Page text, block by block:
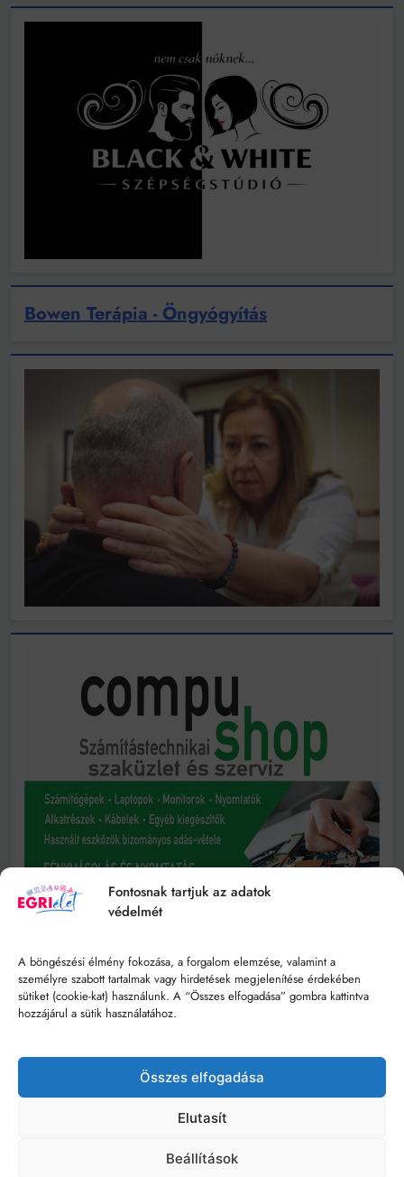
Fontosnak tartjuk az adatok
védelmét
A böngészési élmény fokozása, a forgalom elemzése, valamint a
személyre szabott tartalmak vagy hirdetések megjelenítése érdekében
sütiket (cookie-kat) használunk. A “Összes elfogadása” gombra kattintva
hozzájárul a sütik használatához.
Összes elfogadása
Elutasít
Beállítások
Bowen Terápia - Öngyógyítás